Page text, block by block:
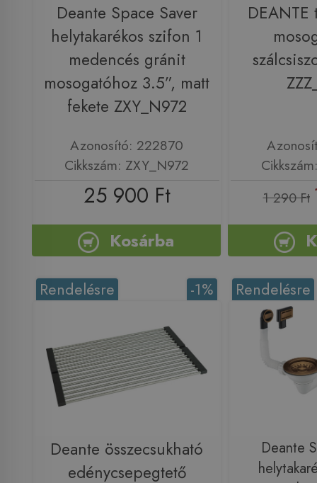
Deante Space Saver
helytakarékos szifon 1
medencés gránit
mosogatóhoz 3.5”, matt
fekete ZXY_N972
Azonosító: 222870
Cikkszám: ZXY_N972
25 900 Ft
Kosárba
1 290 Ft
-1%
Rendelésre
Deante összecsukható
edénycsepegtető
Rendelésre
Deante